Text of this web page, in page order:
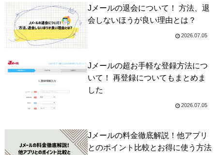
Jメールの退会について！ 方法、退
会しないほうが良い理由とは？
2026.07.05
Jメールの超お手軽な登録方法につ
いて！ 再登録についてもまとめま
した
2026.07.05
Jメールの料金徹底解説！他アプリ
とのポイント比較とお得に使う方法